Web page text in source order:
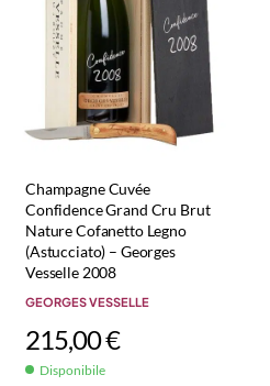
Champagne Cuvée
Confidence Grand Cru Brut
Nature Cofanetto Legno
(Astucciato) – Georges
Vesselle 2008
GEORGES VESSELLE
215,00€
Disponibile